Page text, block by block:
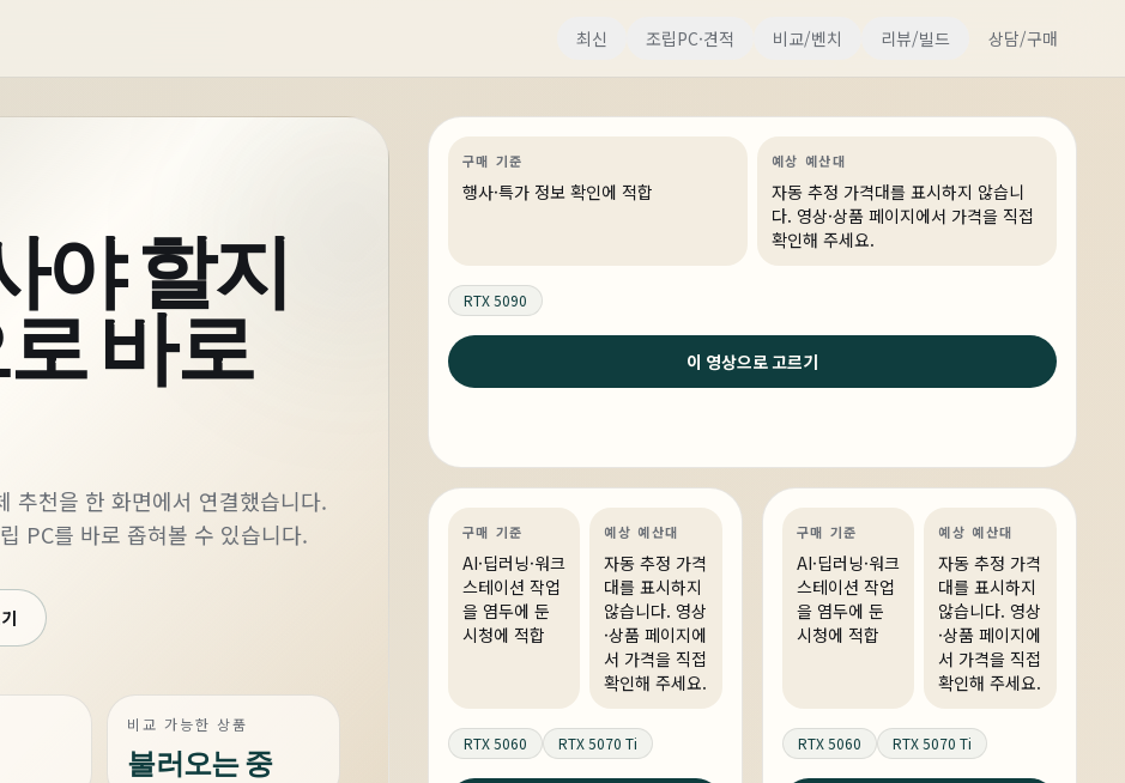
최신 조립PC·견적 비교/벤치 리뷰/빌드 상담/구매
야 할지
바로
추천을 한 화면에서 연결했습니다.
PC를 바로 좁혀볼 수 있습니다.
비교 가능한 상품
불러오는 중
전세계 199대, 국내 단 2대 배정! 진정한 하
파 골드
구매 기준
행사·특가 정보 확인에 적합
예상 예산대
자동 추정 가격대를 표시하지 않습니
다. 영상·상품 페이지에서 가격을 직접
확인해 주세요.
RTX 5090
이 영상으로 고르기
AI·딥러닝
즐길 수 있는 PC
구매 기준
AI·딥러닝·워크
스테이션 작업
을 염두에 둔
시청에 적합
예상 예산대
자동 추정 가격
대를 표시하지
않습니다. 영상
·상품 페이지에
서 가격을 직접
확인해 주세요.
RTX 5060 RTX 5070 Ti
AI·딥러닝
구매 기준
AI·딥러닝·워크
스테이션 작업
을 염두에 둔
시청에 적합
예상 예산대
자동 추정 가격
대를 표시하지
않습니다. 영상
·상품 페이지에
서 가격을 직접
확인해 주세요.
RTX 5060 RTX 5070 Ti